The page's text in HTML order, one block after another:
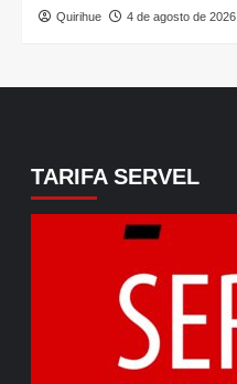
Quirihue 4 de agosto de 2026
TARIFA SERVEL